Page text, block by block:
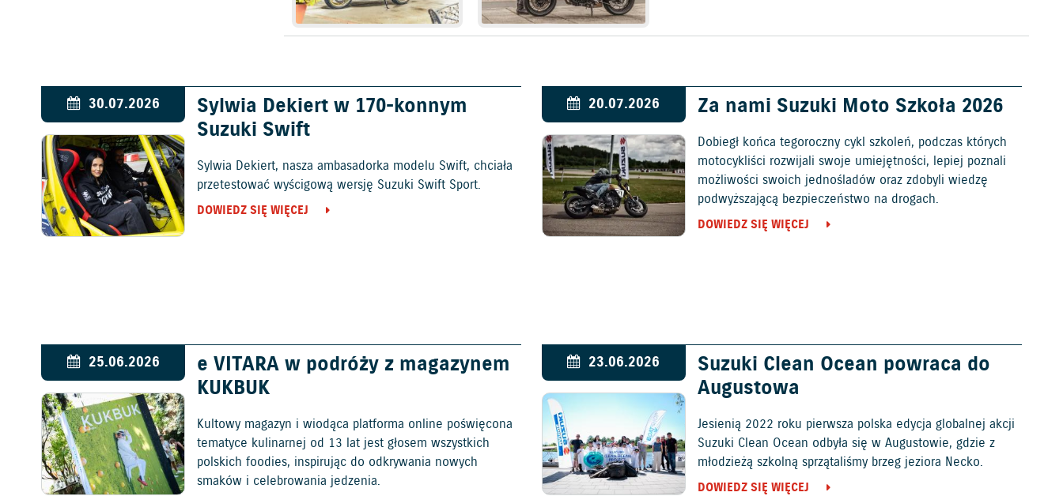
30.07.2026
Sylwia Dekiert w 170-konnym
Suzuki Swift
Sylwia Dekiert, nasza ambasadorka modelu Swift, chciała
przetestować wyścigową wersję Suzuki Swift Sport.
DOWIEDZ SIĘ WIĘCEJ
20.07.2026 Za nami Suzuki Moto Szkoła 2026
Dobiegł końca tegoroczny cykl szkoleń, podczas których
motocykliści rozwijali swoje umiejętności, lepiej poznali
możliwości swoich jednośladów oraz zdobyli wiedzę
podwyższającą bezpieczeństwo na drogach.
DOWIEDZ SIĘ WIĘCEJ
25.06.2026
e VITARA w podróży z magazynem
KUKBUK
Kultowy magazyn i wiodąca platforma online poświęcona
tematyce kulinarnej od 13 lat jest głosem wszystkich
polskich foodies, inspirując do odkrywania nowych
smaków i celebrowania jedzenia.
23.06.2026
Suzuki Clean Ocean powraca do
Augustowa
Jesienią 2022 roku pierwsza polska edycja globalnej akcji
Suzuki Clean Ocean odbyła się w Augustowie, gdzie z
młodzieżą szkolną sprzątaliśmy brzeg jeziora Necko.
DOWIEDZ SIĘ WIĘCEJ